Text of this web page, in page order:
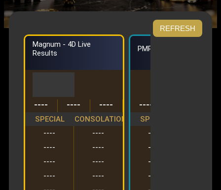
REFRESH
Magnum - 4D Live
Results
---- ---- ----
SPECIAL
----
----
----
----
CONSOLATION
----
----
----
----
PMP - 4D Live Results
----
SPECIAL
----
----
----
----